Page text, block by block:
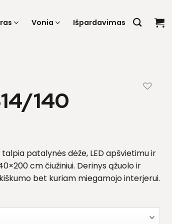
Vonia Išpardavimas
140
patalynės dėže, LED apšvietimu ir
cm čiužiniui. Derinys ąžuolo ir
bet kuriam miegamojo interjerui.